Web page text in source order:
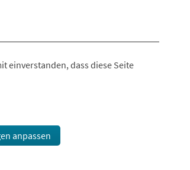
einverstanden, dass diese Seite
anpassen